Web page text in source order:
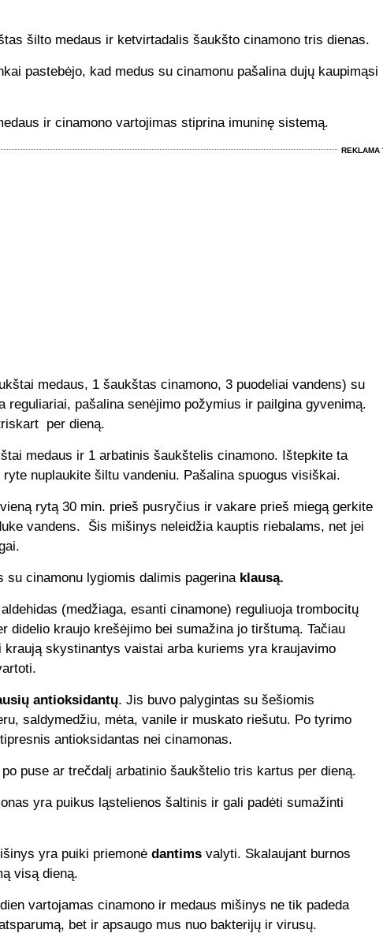
šilto medaus ir ketvirtadalis šaukšto cinamono tris dienas.
pastebėjo, kad medus su cinamonu pašalina dujų kaupimąsi
ir cinamono vartojimas stiprina imuninę sistemą.
REKLAMA
medaus, 1 šaukštas cinamono, 3 puodeliai vandens) su
reguliariai, pašalina senėjimo požymius ir pailgina gyvenimą.
per dieną.
medaus ir 1 arbatinis šaukštelis cinamono. Ištepkite ta
nuplaukite šiltu vandeniu. Pašalina spuogus visiškai.
rytą 30 min. prieš pusryčius ir vakare prieš miegą gerkite
vandens. Šis mišinys neleidžia kauptis riebalams, net jei
su cinamonu lygiomis dalimis pagerina klausą.
(medžiaga, esanti cinamone) reguliuoja trombocitų
didelio kraujo krešėjimo bei sumažina jo tirštumą. Tačiau
skystinantys vaistai arba kuriems yra kraujavimo
antioksidantų. Jis buvo palygintas su šešiomis
saldymedžiu, mėta, vanile ir muskato riešutu. Po tyrimo
antioksidantas nei cinamonas.
puse ar trečdalį arbatinio šaukštelio tris kartus per dieną.
yra puikus ląstelienos šaltinis ir gali padėti sumažinti
yra puiki priemonė dantims valyti. Skalaujant burnos
visą dieną.
vartojamas cinamono ir medaus mišinys ne tik padeda
bet ir apsaugo mus nuo bakterijų ir virusų.